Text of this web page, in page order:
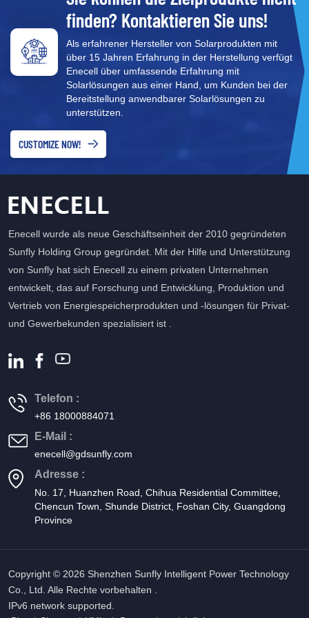
finden? Kontaktieren Sie uns!
Als erfahrener Hersteller von Solarprodukten mit
über 15 Jahren Erfahrung in der Herstellung verfügt
Enecell über umfassende Erfahrung mit
Solarlösungen aus einer Hand, um Kunden bei der
Bereitstellung anwendbarer Solarlösungen zu
unterstützen.
CUSTOMIZE NOW!
Enecell wurde als neue Geschäftseinheit der 2010 gegründeten
Sunfly Holding Group gegründet. Mit der Hilfe und Unterstützung
von Sunfly hat sich Enecell zu einem privaten Unternehmen
entwickelt, das auf Forschung und Entwicklung, Produktion und
Vertrieb von Energiespeicherprodukten und -lösungen für Privat-
und Gewerbekunden spezialisiert ist .
Telefon :
+86 18000884071
E-Mail :
enecell@gdsunfly.com
Adresse :
No. 17, Huanzhen Road, Chihua Residential Committee,
Chencun Town, Shunde District, Foshan City, Guangdong
Province
Copyright © 2026 Shenzhen Sunfly Intelligent Power Technology
Co., Ltd. Alle Rechte vorbehalten .
IPv6 network supported.